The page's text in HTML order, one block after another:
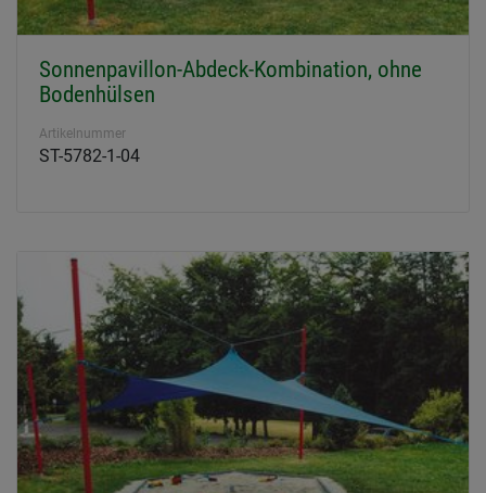
Sonnenpavillon-Abdeck-Kombination, ohne
Bodenhülsen
Artikelnummer
ST-5782-1-04